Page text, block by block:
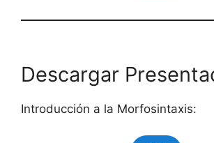
Descargar
Introducción a la Morfosintaxis: